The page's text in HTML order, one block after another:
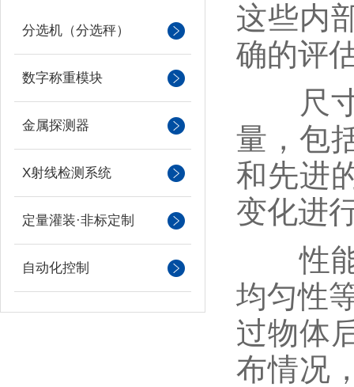
分选机（分选秤）
数字称重模块
金属探测器
X射线检测系统
定量灌装·非标定制
自动化控制
这些内
确的评
尺寸
量，包
和先进
变化进
性能
均匀性
过物体
布情况